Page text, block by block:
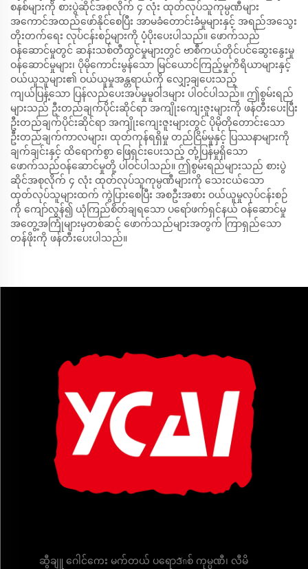
စနစ်များကို စားပွဲဆိုင်အစုလိုက် ၄ လုံး ထုတ်လုပ်သူကုမ္ပဏီများ
အကောင်အထည်ဖော်နိုင်စေပြီး အာမခံတောင်းခံမှုများနှင့် အရည်အသွေး
တိုးတက်ရေး လုပ်ငန်းစဉ်များကို ပံ့ပိုးပေးပါသည်။ ဖောက်သည်
ဝန်ဆောင်မှုတွင် ဆန်းသစ်တီထွင်မှုများတွင် ဗာစီကယ်တိုင်ပင်ဆွေးနွေးမှု
ဝန်ဆောင်မှုများ၊ ပိုမိုကောင်းမွန်သော မြင်ယောင်ကြည့်မှုကိရိယာများနှင့်
ဝယ်ယူသူများ၏ ဝယ်ယူမှုအန္တရာယ်ကို လျှော့ချပေးသည့်
ကျယ်ပြန့်သော ပြန်လည်ပေးအပ်မှုမူဝါဒများ ပါဝင်ပါသည်။ ဤစွမ်းရည်
များသည် ဦးတည်ချက်ပိုင်းဆိုင်ရာ အကျိုးကျေးဇူးများကို ဖန်တီးပေးပြီး
ဦးတည်ချက်ပိုင်းဆိုင်ရာ အကျိုးကျေးဇူးများတွင် ပိုမိုတိုတောင်းသော
ဦးတည်ချက်ကာလများ၊ ထုတ်ကုန်ရရှိမှု တည်ငြိမ်မှုနှင့် ပြဿနာများကို
ချက်ချင်းနှင့် ထိရောက်စွာ ဖြေရှင်းပေးသည့် တုံ့ပြန်မှုရှိသော
ဖောက်သည်ဝန်ဆောင်မှုတို့ ပါဝင်ပါသည်။ ဤစွမ်းရည်များသည် စားပွဲ
ဆိုင်အစုလိုက် ၄ လုံး ထုတ်လုပ်သူကုမ္ပဏီများကို သေးငယ်သော
ထုတ်လုပ်သူများထက် ကွဲပြားစေပြီး အစဦးအစား ဝယ်ယူမှုလုပ်ငန်းစဉ်
ကို ကျော်လွန်၍ ယုံကြည်စိတ်ချရသော ပရော်ဖက်ရှင်နယ် ဝန်ဆောင်မှု
အတွေ့အကြုံများမှတစ်ဆင့် ဖောက်သည်များအတွက် ကြာရှည်သော
တန်ဖိုးကို ဖန်တီးပေးပါသည်။
ဆွီချူ ဂေါင်ကေး မက်တယ် ပရောဒักစ် ကုမ္ပဏီ၊ လီမိ